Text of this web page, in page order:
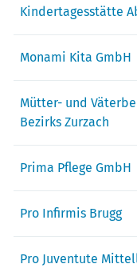
Kindertagesstätte
Monami Kita GmbH
Mütter- und
Bezirks Zurzach
Prima Pflege GmbH
Pro Infirmis Brugg
Pro Juventute